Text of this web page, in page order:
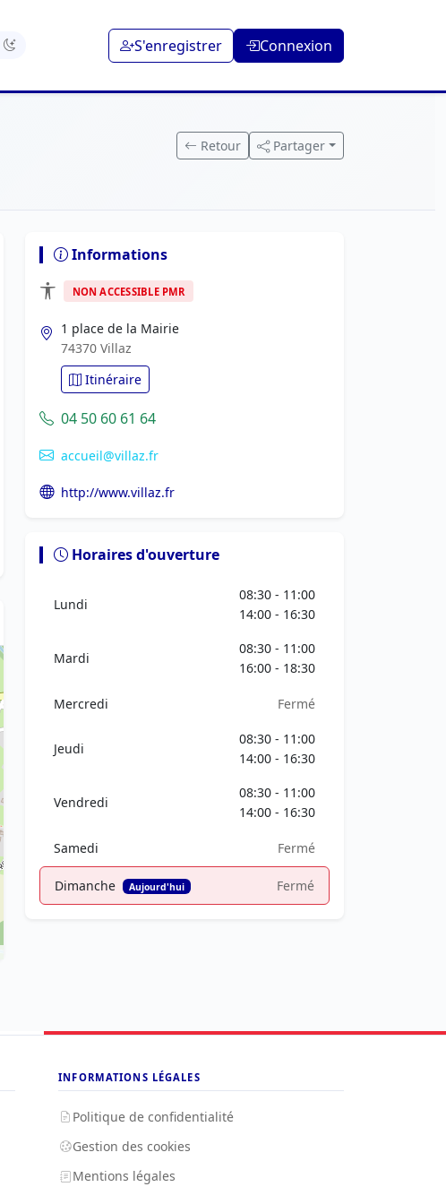
S'enregistrer Connexion
Retour Partager
Informations
NON ACCESSIBLE PMR
1 place de la Mairie
74370 Villaz
Itinéraire
04 50 60 61 64
accueil@villaz.fr
http://www.villaz.fr
Horaires d'ouverture
Lundi
08:30 - 11:00
14:00 - 16:30
Mardi
08:30 - 11:00
16:00 - 18:30
Mercredi Fermé
Jeudi
08:30 - 11:00
14:00 - 16:30
Vendredi
08:30 - 11:00
14:00 - 16:30
Samedi Fermé
Dimanche Aujourd'hui Fermé
INFORMATIONS LÉGALES
Politique de confidentialité
Gestion des cookies
Mentions légales